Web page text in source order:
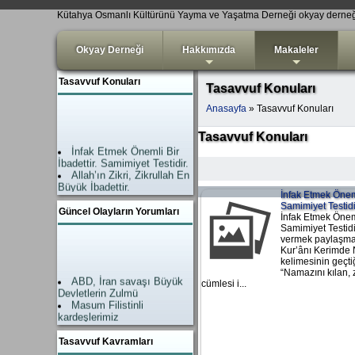
Kütahya Osmanlı Kültürünü Yayma ve Yaşatma Derneği okyay
Okyay Derneği
+
Hakkımızda
+
Makaleler
Tasavvuf Konuları
Anasayfa » Tasavvuf Konuları
Tasavvuf Konuları
İnfak Etmek
Samimiyet
İnfak Etmek
Samimiyet
vermek
Kur’ânı Kerimde
kelimesinin
“Namazını kılan,
cümlesi i...
Tasavvuf Konuları
İnfak Etmek Önemli Bir
İbadettir. Samimiyet Testidir.
Allah’ın Zikri, Zikrullah En
Büyük İbadettir.
İslam’da Şefaat Ahirette
değil, Dünyadadır.
Amel-i Salih (Nefis
tezkiyesi) Kişiyi hidayete
Hayat devam ediyor.
Allahsız Mutluluk
Mümkün Değildir
ZİKİR EN BÜYÜK
İBADETTTİR
“Takva” Kavramı ne
anlama geliyor. Allâh’a Yakin
Güncel Olayların Yorumları
ABD, İran savaşı Büyük
Devletlerin Zulmü
Masum Filistinli
kardeşlerimiz
Allah Yardımı geldi.
Zalimler neye uğradıkları
şaşırdı.
Tasavvuf Kavramları